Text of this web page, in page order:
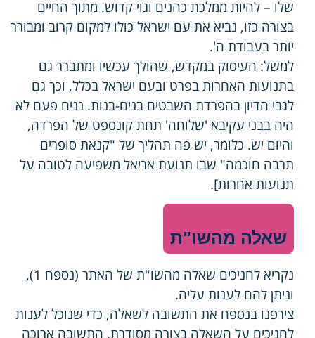
שלו – להיות ממלכת כהנים וגוי קדוש. מתוך החיים
בצורה כזו, נביא את עם ישראל כולו למקום קרוב ומבורר
יותר בעבודת ה'.
למשל: העיסוק במקדש, שהולך עכשיו ומתברר גם
בתנועות האחרות בפרט ובעם ישראל בכלל, וכך גם
לגבי הדיון בהפרדת השבטים בנים-בנות. נניח פעם לא
היה בבני עקיבא 'שלוחה' תחת קונספט של הפרדה,
והיום יש. כלומר, יש פה תהליך של "קנאת סופרים
תרבה חוכמה" שבו תנועת אריאל משפיעה לטובה על
תנועות אחרות].
שאלה מהשו"ת
נקריא לחניכים שאלה מהשו"ת של האתר (נספח 1),
וניתן להם לענות עליה.
צירפנו בנספח את התשובה לשאלה, כדי שנוכל לענות
לחניכים על השאלה בצורה מסודרת. התשובה ארוכה